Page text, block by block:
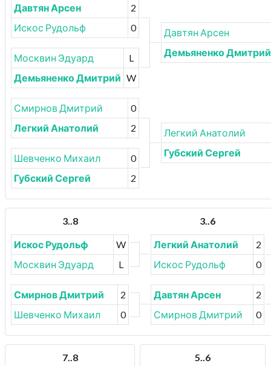
Давтян Арсен
2
Искос Рудольф
0
Москвин Эдуард
L
Демьяненко Дмитрий W
Смирнов Дмитрий
0
Легкий Анатолий
2
Шевченко Михаил
0
Губский Сергей
2
Давтян Арсен
Демьяненко Дмитрий
Легкий Анатолий
Губский Сергей
3..8 3..6
Искос Рудольф
W
Москвин Эдуард
L
Смирнов Дмитрий
2
Шевченко Михаил
0
Легкий Анатолий
2
Искос Рудольф
0
Давтян Арсен
2
Смирнов Дмитрий
0
7..8 5..6